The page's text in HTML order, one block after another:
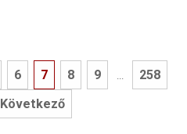
6 7 8 9 ...
258
Következő